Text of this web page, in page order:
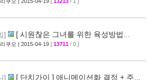
쿠오 | 2015-04-19 [ 13213 / 1 ]
]
[ 시원찮은 그녀를 위한 육성방법
flowers ] 캐릭터 소개 영상 공개
쿠오 | 2015-04-19 [ 13711 / 0 ]
]
[ 단치가이 ] 애니메이션화 결정 + 주요